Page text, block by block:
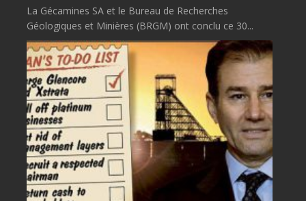
La Gécamines SA et le Bureau de Recherches
Géologiques et Minières (BRGM) ont conclu ce 30...